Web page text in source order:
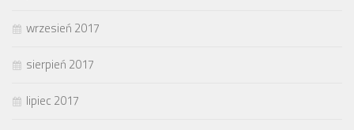
wrzesień 2017
sierpień 2017
lipiec 2017